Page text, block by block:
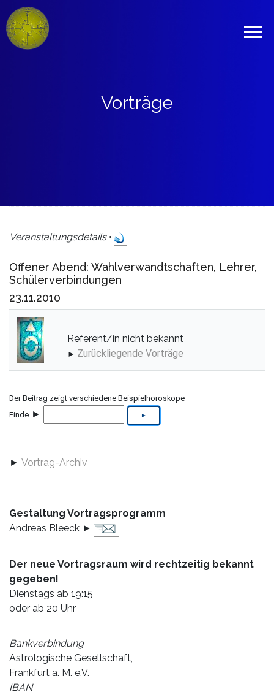
Vorträge
Veranstaltungsdetails•
Offener Abend: Wahlverwandtschaften, Lehrer,
Schülerverbindungen
23.11.2010
Referent/in nicht bekannt
► Zurückliegende Vorträge
Der Beitrag zeigt verschiedene Beispielhoroskope
Finde ►
► Vortrag-Archiv
Gestaltung Vortragsprogramm
Andreas Bleeck ►
Der neue Vortragsraum wird rechtzeitig bekannt
gegeben!
Dienstags ab 19:15
oder ab 20 Uhr
Bankverbindung
Astrologische Gesellschaft,
Frankfurt a. M. e.V.
IBAN